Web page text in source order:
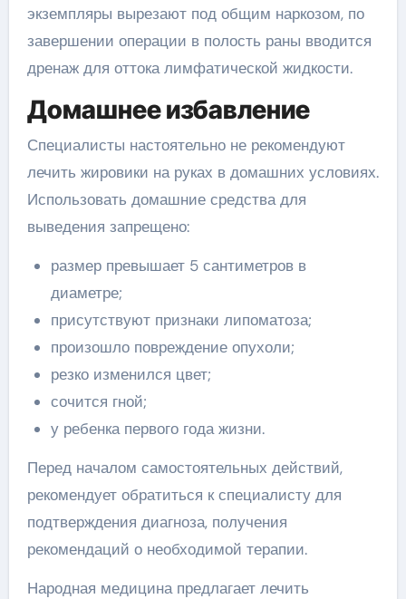
экземпляры вырезают под общим наркозом, по
завершении операции в полость раны вводится
дренаж для оттока лимфатической жидкости.
Домашнее избавление
Специалисты настоятельно не рекомендуют
лечить жировики на руках в домашних условиях.
Использовать домашние средства для
выведения запрещено:
размер превышает 5 сантиметров в
диаметре;
присутствуют признаки липоматоза;
произошло повреждение опухоли;
резко изменился цвет;
сочится гной;
у ребенка первого года жизни.
Перед началом самостоятельных действий,
рекомендует обратиться к специалисту для
подтверждения диагноза, получения
рекомендаций о необходимой терапии.
Народная медицина предлагает лечить